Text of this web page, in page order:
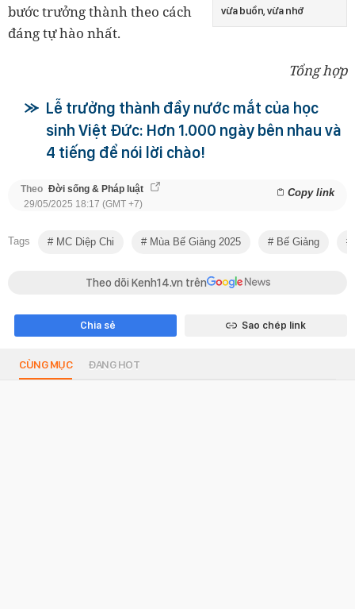
vừa buồn, vừa nhớ
bước trưởng thành theo cách
đáng tự hào nhất.
Tổng hợp
Lễ trưởng thành đầy nước mắt của học
sinh Việt Đức: Hơn 1.000 ngày bên nhau và
4 tiếng để nói lời chào!
Theo Đời sống & Pháp luật Copy link
29/05/2025 18:17 (GMT +7)
Tags MC Diệp Chi Mùa Bế Giảng 2025 Bế Giảng
Theo dõi Kenh14.vn trên
Chia sẻ Sao chép link
CÙNG MỤC ĐANG HOT